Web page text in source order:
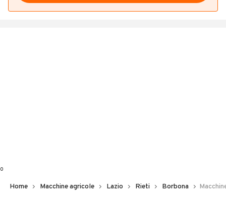
0
Home Macchine agricole Lazio Rieti Borbona